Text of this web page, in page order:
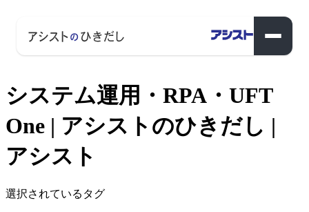
システム運用・RPA・UFT
One | アシストのひきだし |
アシスト
選択されているタグ